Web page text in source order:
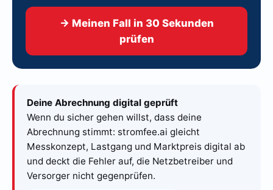
→ Meinen Fall in 30 Sekunden
prüfen
Deine Abrechnung digital geprüft
Wenn du sicher gehen willst, dass deine
Abrechnung stimmt: stromfee.ai gleicht
Messkonzept, Lastgang und Marktpreis digital ab
und deckt die Fehler auf, die Netzbetreiber und
Versorger nicht gegenprüfen.